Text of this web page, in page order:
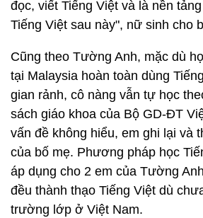
đọc, viết Tiếng Việt và là nền
Tiếng Việt sau này", nữ sinh cho
Cũng theo Tường Anh, mặc dù
tại Malaysia hoàn toàn dùng
gian rảnh, cô nàng vẫn tự học
sách giáo khoa của Bộ GD-ĐT
vấn đề không hiểu, em ghi lại và
của bố mẹ. Phương pháp học
áp dụng cho 2 em của Tường
đều thành thạo Tiếng Việt dù
trường lớp ở Việt Nam.